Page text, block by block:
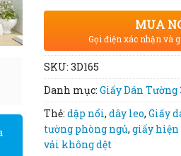
MUA
Gọi điện xác nhận và
SKU: 3D165
Danh mục: Giấy Dán Tường
Thẻ: dập nổi, dây leo, Giấy
tường phòng ngủ, giấy hiện
vải không dệt